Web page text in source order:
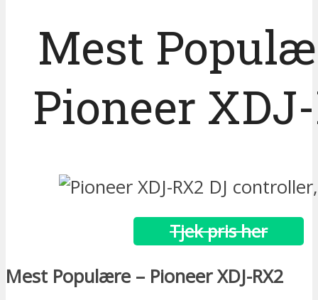
Mest
Pioneer
Tjek pris her
Mest Populære – Pioneer XDJ-RX2